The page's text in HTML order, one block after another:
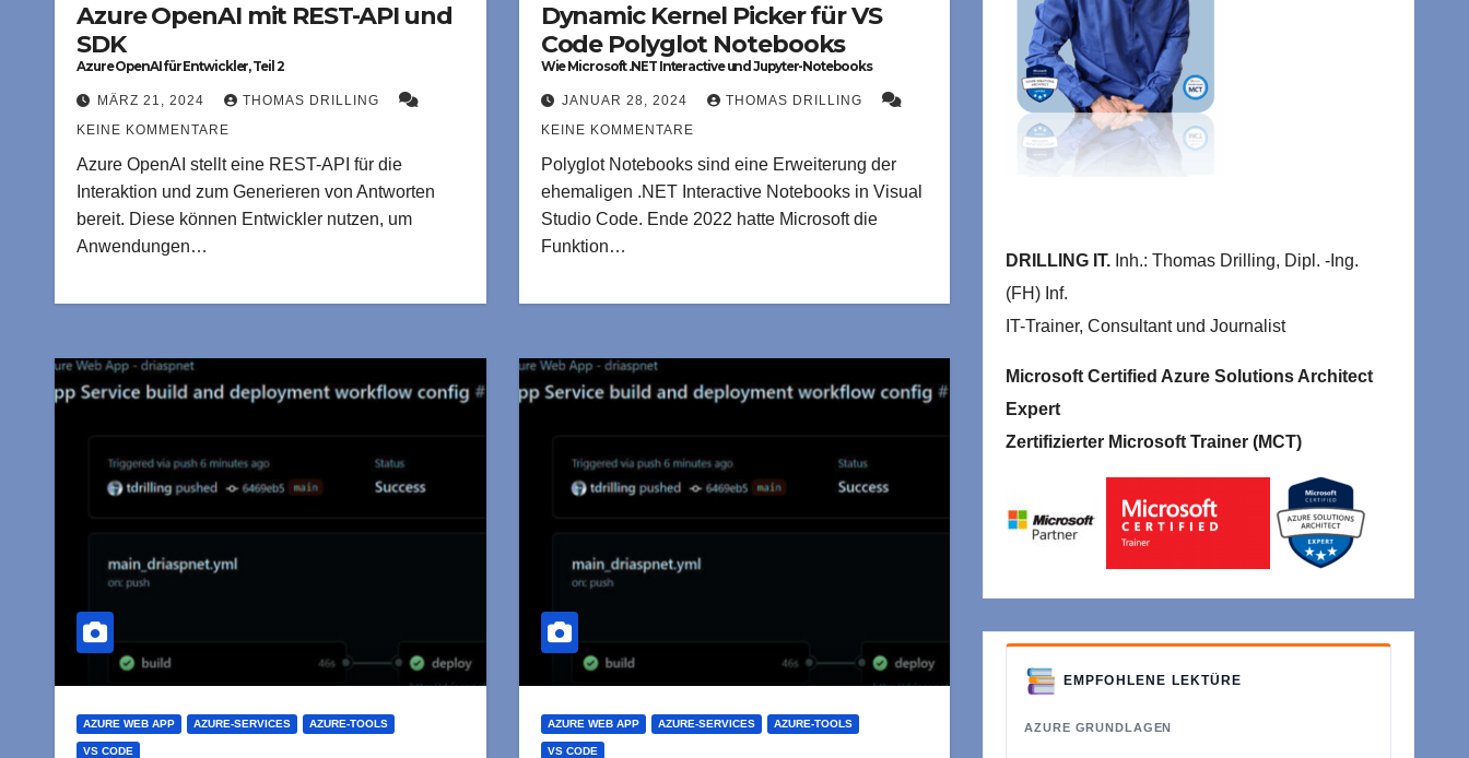
Azure OpenAI mit REST-API und
SDK
Azure OpenAI für Entwickler, Teil 2
MÄRZ 21, 2024
THOMAS DRILLING
KEINE KOMMENTARE
Azure OpenAI stellt eine REST-API für die
Interaktion und zum Generieren von Antworten
bereit. Diese können Entwickler nutzen, um
Anwendungen…
Dynamic Kernel Picker für VS
Code Polyglot Notebooks
Wie Microsoft .NET Interactive und Jupyter-Notebooks
JANUAR 28, 2024
THOMAS DRILLING
KEINE KOMMENTARE
Polyglot Notebooks sind eine Erweiterung der
ehemaligen .NET Interactive Notebooks in Visual
Studio Code. Ende 2022 hatte Microsoft die
Funktion…
AZURE WEB APP AZURE-SERVICES AZURE-TOOLS
VS CODE
AZURE WEB APP AZURE-SERVICES AZURE-TOOLS
VS CODE
DRILLING IT. Inh.: Thomas Drilling, Dipl. -Ing.
(FH) Inf.
IT-Trainer, Consultant und Journalist
Microsoft Certified Azure Solutions Architect
Expert
Zertifizierter Microsoft Trainer (MCT)
EMPFOHLENE LEKTÜRE
AZURE GRUNDLAGEN